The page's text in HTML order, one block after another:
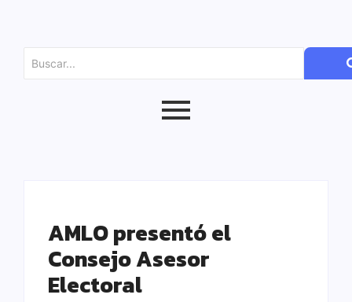
AMLO presentó el
Consejo Asesor
Electoral